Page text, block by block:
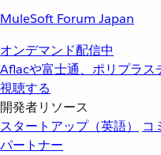
MuleSoft Forum Japan
オンデマンド配信中
Aflacや富士通、ポリプラス
視聴する
開発者リソース
スタートアップ（英語）
コ
パートナー